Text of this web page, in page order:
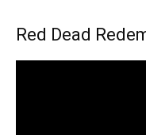
Red Dead